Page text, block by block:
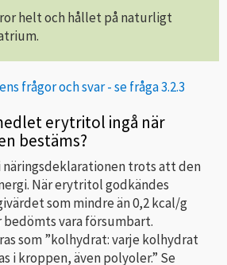
helt och hållet på naturligt
frågor och svar - se fråga 3.2.3
erytritol ingå när
bestäms?
näringsdeklarationen trots att den
När erytritol godkändes
som mindre än 0,2 kcal/g
vara försumbart.
som ”kolhydrat: varje kolhydrat
i kroppen, även polyoler.” Se